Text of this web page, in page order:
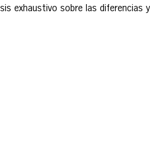
exhaustivo sobre las